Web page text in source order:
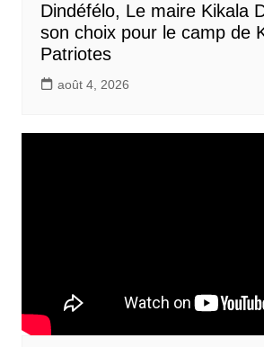
Dindéfélo, Le maire Kikala
son choix pour le camp de
Patriotes
août 4, 2026